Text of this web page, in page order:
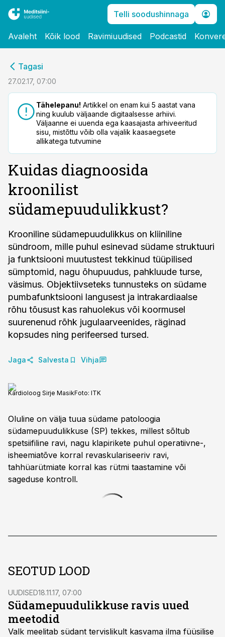
Telli soodushinnaga
Avaleht Kõik lood Ravimiuudised Podcastid
Tagasi
27.02.17, 07:00
Tähelepanu! Artikkel on enam kui 5 aastat vana
ning kuulub väljaande digitaalsesse arhiivi.
Väljaanne ei uuenda ega kaasajasta arhiveeritud
sisu, mistõttu võib olla vajalik kaasaegsete
allikatega tutvumine
Kuidas diagnoosida
kroonilist
südamepuudulikkust?
Krooniline südamepuudulikkus on kliiniline
sündroom, mille puhul esinevad südame struktuuri
ja funktsiooni muutustest tekkinud tüüpilised
sümptomid, nagu õhupuudus, pahkluude turse,
väsimus. Objektiivseteks tunnusteks on südame
pumbafunktsiooni langusest ja intrakardiaalse
rõhu tõusust kas rahuolekus või koormusel
suurenenud rõhk jugulaarveenides, räginad
kopsudes ning perifeersed tursed.
Jaga Salvesta Vihja
Kardioloog Sirje MasikFoto: ITK
Oluline on välja tuua südame patoloogia
südamepuudulikkuse (SP) tekkes, millest sõltub
spetsiifiline ravi, nagu klapirikete puhul operatiivne-,
isheemiatõve korral revaskulariseeriv ravi,
tahhüarütmiate korral kas rütmi taastamine või
sageduse kontroll.
SEOTUD LOOD
UUDISED18.11.17, 07:00
Südamepuudulikkuse ravis uued
meetodid
Valk meelitab südant tervislikult kasvama ilma füüsilise